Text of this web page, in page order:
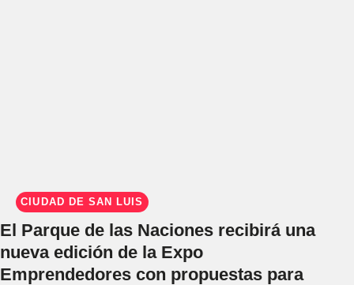
CIUDAD DE SAN LUIS
El Parque de las Naciones recibirá una
nueva edición de la Expo
Emprendedores con propuestas para